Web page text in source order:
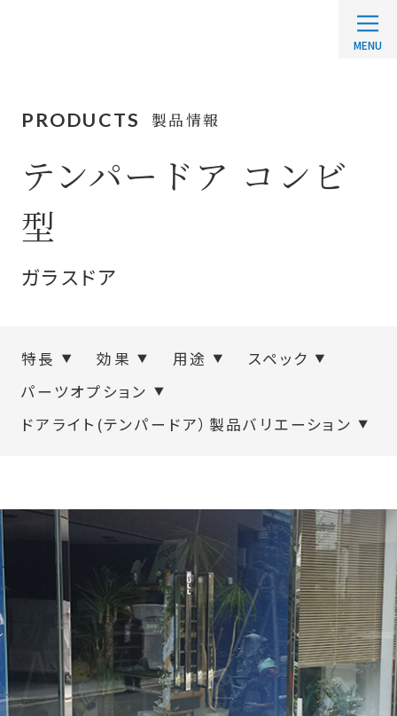
PRODUCTS 製品情報
テンパードア コンビ
型
ガラスドア
特長 効果 用途
スペック
パーツオプション
ドアライト(テンパードア）製品バリエーション